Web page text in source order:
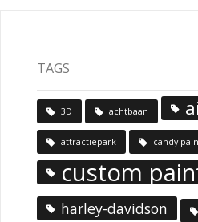
TAGS
3D achtbaan
attractiepark candy
custom
harley-davidson